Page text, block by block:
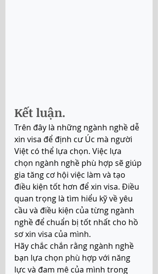
Kết luận.
Trên đây là những ngành nghề dễ
xin visa để định cư Úc mà người
Việt có thể lựa chọn. Việc lựa
chọn ngành nghề phù hợp sẽ giúp
gia tăng cơ hội việc làm và tạo
điều kiện tốt hơn để xin visa. Điều
quan trọng là tìm hiểu kỹ về yêu
cầu và điều kiện của từng ngành
nghề để chuẩn bị tốt nhất cho hồ
sơ xin visa của mình.
Hãy chắc chắn rằng ngành nghề
bạn lựa chọn phù hợp với năng
lực và đam mê của mình trong